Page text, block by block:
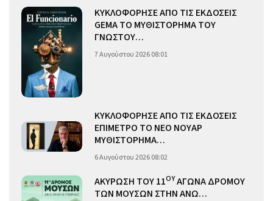
ΚΥΚΛΟΦΟΡΗΣΕ ΑΠΟ ΤΙΣ ΕΚΔΟΣΕΙΣ
GEMA ΤΟ ΜΥΘΙΣΤΟΡΗΜΑ ΤΟΥ
ΓΝΩΣΤΟΥ…
7 Αυγούστου 2026 08:01
ΚΥΚΛΟΦΟΡΗΣΕ ΑΠΟ ΤΙΣ ΕΚΔΟΣΕΙΣ
ΕΠΙΜΕΤΡΟ ΤΟ ΝΕΟ ΝΟΥΑΡ
ΜΥΘΙΣΤΟΡΗΜΑ…
6 Αυγούστου 2026 08:02
ΑΚΥΡΩΣΗ ΤΟΥ 11ΟΥΑΓΩΝΑ ΔΡΟΜΟΥ
ΤΩΝ ΜΟΥΣΩΝ ΣΤΗΝ ΑΝΩ…